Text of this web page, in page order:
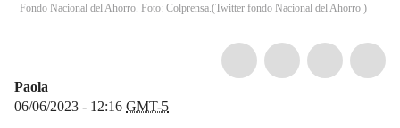
Fondo Nacional del Ahorro. Foto: Colprensa.(Twitter fondo Nacional del Ahorro )
Paola
06/06/2023 - 12:16 GMT-5